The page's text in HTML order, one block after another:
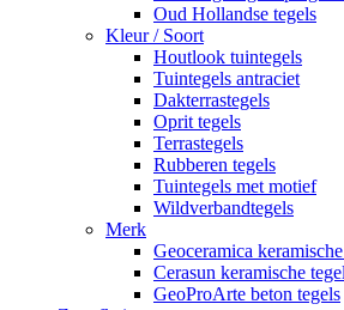
Oud Hollandse tegels
Kleur / Soort
Houtlook tuintegels
Tuintegels antraciet
Dakterrastegels
Oprit tegels
Terrastegels
Rubberen tegels
Tuintegels met motief
Wildverbandtegels
Merk
Geoceramica
Cerasun keramische
GeoProArte beton tegels